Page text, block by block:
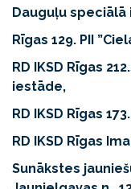
Dauguļu
Rīgas 129. PII
RD IKSD Rīgas
iestāde,
RD IKSD Rīgas
RD IKSD Rīgas
Sunākstes